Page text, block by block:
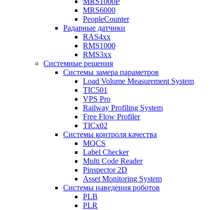
MRS6000
PeopleCounter
Радарные датчики
RAS4xx
RMS1000
RMS3xx
Системные решения
Системы замера параметров
Load Volume Measurement System
TIC501
VPS Pro
Railway Profiling System
Free Flow Profiler
TICx02
Системы контроля качества
MQCS
Label Checker
Multi Code Reader
Pinspector 2D
Asset Monitoring System
Системы наведения роботов
PLB
PLR